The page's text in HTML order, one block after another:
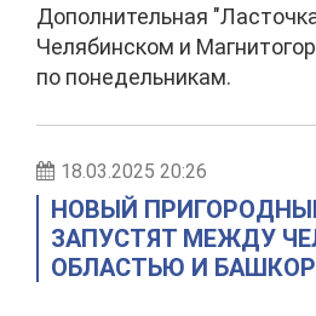
Дополнительная
Челябинском и
по понедельникам.
18.03.2025 20:26
НОВЫЙ
ЗАПУСТЯТ МЕЖДУ
ОБЛАСТЬЮ И